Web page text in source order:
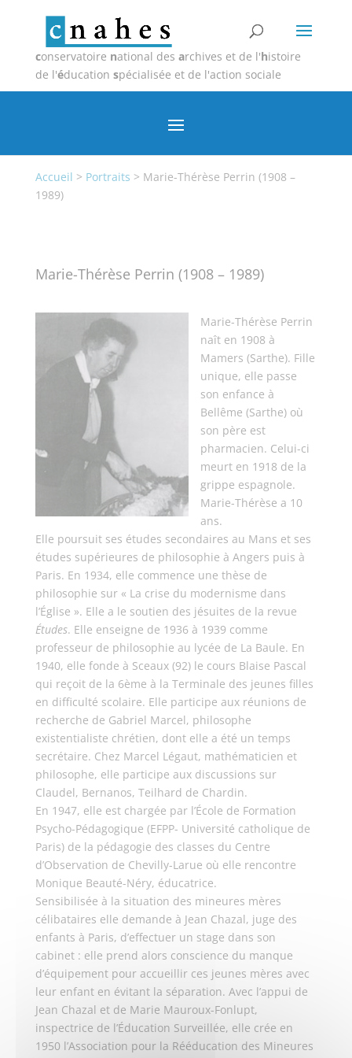
conservatoire national des archives et de l'histoire
de l'éducation spécialisée et de l'action sociale
Accueil > Portraits > Marie-Thérèse Perrin (1908 –
1989)
Marie-Thérèse Perrin (1908 – 1989)
Marie-Thérèse Perrin
naît en 1908 à
Mamers (Sarthe). Fille
unique, elle passe
son enfance à
Bellême (Sarthe) où
son père est
pharmacien. Celui-ci
meurt en 1918 de la
grippe espagnole.
Marie-Thérèse a 10
ans.
Elle poursuit ses études secondaires au Mans et ses
études supérieures de philosophie à Angers puis à
Paris. En 1934, elle commence une thèse de
philosophie sur « La crise du modernisme dans
l’Église ». Elle a le soutien des jésuites de la revue
Études. Elle enseigne de 1936 à 1939 comme
professeur de philosophie au lycée de La Baule. En
1940, elle fonde à Sceaux (92) le cours Blaise Pascal
qui reçoit de la 6ème à la Terminale des jeunes filles
en difficulté scolaire. Elle participe aux réunions de
recherche de Gabriel Marcel, philosophe
existentialiste chrétien, dont elle a été un temps
secrétaire. Chez Marcel Légaut, mathématicien et
philosophe, elle participe aux discussions sur
Claudel, Bernanos, Teilhard de Chardin.
En 1947, elle est chargée par l’École de Formation
Psycho-Pédagogique (EFPP- Université catholique de
Paris) de la pédagogie des classes du Centre
d’Observation de Chevilly-Larue où elle rencontre
Monique Beauté-Néry, éducatrice.
Sensibilisée à la situation des mineures mères
célibataires elle demande à Jean Chazal, juge des
enfants à Paris, d’effectuer un stage dans son
cabinet : elle prend alors conscience du manque
d’équipement pour accueillir ces jeunes mères avec
leur enfant en évitant la séparation. Avec l’appui de
Jean Chazal et de Marie Mauroux-Fonlupt,
inspectrice de l’Éducation Surveillée, elle crée en
1950 l’Association pour la Rééducation des Mineures